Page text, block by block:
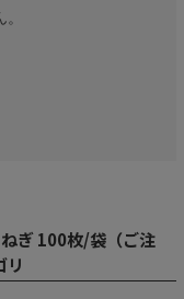
ぎ 100枚/袋（ご注
リ